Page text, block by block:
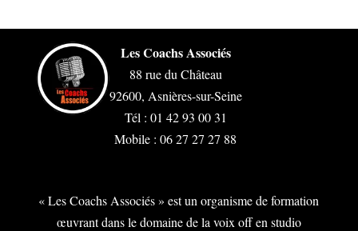
Les Coachs Associés
88 rue du Château
92600, Asnières-sur-Seine
Tél : 01 42 93 00 31
Mobile : 06 27 27 27 88
« Les Coachs Associés » est un organisme de formation
œuvrant dans le domaine de la voix off en studio